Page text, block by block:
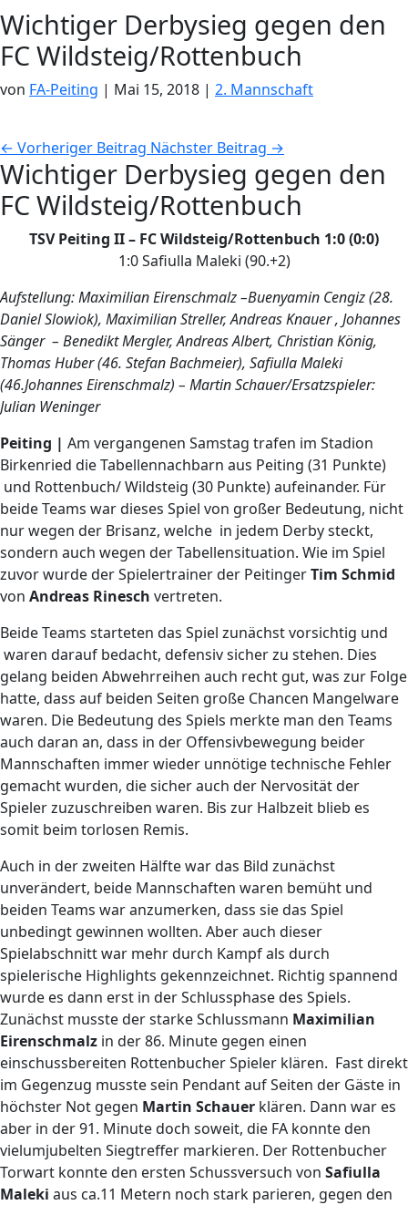
Wichtiger Derbysieg gegen den
FC Wildsteig/Rottenbuch
von FA-Peiting | Mai 15, 2018 | 2. Mannschaft
← Vorheriger Beitrag Nächster Beitrag →
Wichtiger Derbysieg gegen den
FC Wildsteig/Rottenbuch
TSV Peiting II – FC Wildsteig/Rottenbuch 1:0 (0:0)
1:0 Safiulla Maleki (90.+2)
Aufstellung: Maximilian Eirenschmalz –Buenyamin Cengiz (28.
Daniel Slowiok), Maximilian Streller, Andreas Knauer , Johannes
Sänger – Benedikt Mergler, Andreas Albert, Christian König,
Thomas Huber (46. Stefan Bachmeier), Safiulla Maleki
(46.Johannes Eirenschmalz) – Martin Schauer/Ersatzspieler:
Julian Weninger
Peiting | Am vergangenen Samstag trafen im Stadion
Birkenried die Tabellennachbarn aus Peiting (31 Punkte)
und Rottenbuch/ Wildsteig (30 Punkte) aufeinander. Für
beide Teams war dieses Spiel von großer Bedeutung, nicht
nur wegen der Brisanz, welche in jedem Derby steckt,
sondern auch wegen der Tabellensituation. Wie im Spiel
zuvor wurde der Spielertrainer der PeitingerTim Schmid
von Andreas Rinesch vertreten.
Beide Teams starteten das Spiel zunächst vorsichtig und
waren darauf bedacht, defensiv sicher zu stehen. Dies
gelang beiden Abwehrreihen auch recht gut, was zur Folge
hatte, dass auf beiden Seiten große Chancen Mangelware
waren. Die Bedeutung des Spiels merkte man den Teams
auch daran an, dass in der Offensivbewegung beider
Mannschaften immer wieder unnötige technische Fehler
gemacht wurden, die sicher auch der Nervosität der
Spieler zuzuschreiben waren. Bis zur Halbzeit blieb es
somit beim torlosen Remis.
Auch in der zweiten Hälfte war das Bild zunächst
unverändert, beide Mannschaften waren bemüht und
beiden Teams war anzumerken, dass sie das Spiel
unbedingt gewinnen wollten. Aber auch dieser
Spielabschnitt war mehr durch Kampf als durch
spielerische Highlights gekennzeichnet. Richtig spannend
wurde es dann erst in der Schlussphase des Spiels.
Zunächst musste der starke Schlussmann Maximilian
Eirenschmalz in der 86. Minute gegen einen
einschussbereiten Rottenbucher Spieler klären. Fast direkt
im Gegenzug musste sein Pendant auf Seiten der Gäste in
höchster Not gegen Martin Schauer klären. Dann war es
aber in der 91. Minute doch soweit, die FA konnte den
vielumjubelten Siegtreffer markieren. Der Rottenbucher
Torwart konnte den ersten Schussversuch von Safiulla
Maleki aus ca.11 Metern noch stark parieren, gegen den